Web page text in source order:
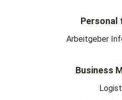
Personal
Arbeitgeber
Business